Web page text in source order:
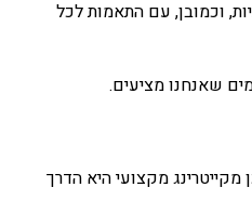
וכמובן, עם התאמות לכל
שאנחנו מציעים.
מקצועי היא הדרך